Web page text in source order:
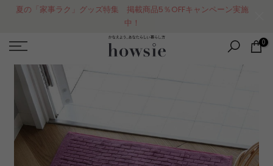
コ
テ
ン
ツ
プ
LINEお友達登録で、300円クーポンPRESENT！
0